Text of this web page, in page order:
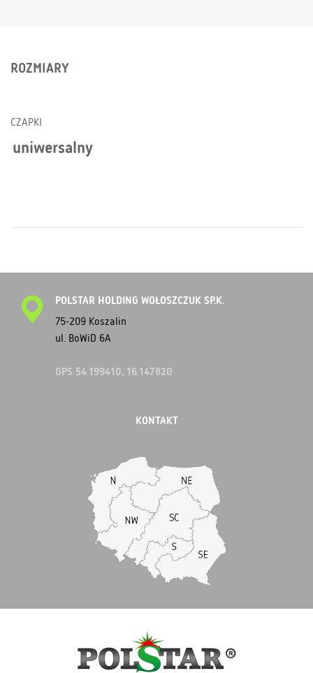
ROZMIARY
CZAPKI
uniwersalny
POLSTAR HOLDING WOŁOSZCZUK SP.K.
75-209 Koszalin
ul. BoWiD 6A
GPS 54.199410, 16.147820
KONTAKT